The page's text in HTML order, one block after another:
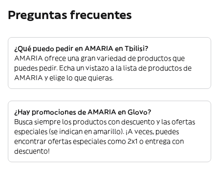
Preguntas frecuentes
¿Qué puedo pedir en AMARIA en Tbilisi?
AMARIA ofrece una gran variedad de productos que
puedes pedir. Echa un vistazo a la lista de productos de
AMARIA y elige lo que quieras.
¿Hay promociones de AMARIA en Glovo?
Busca siempre los productos con descuento y las ofertas
especiales (se indican en amarillo). ¡A veces, puedes
encontrar ofertas especiales como 2x1 o entrega con
descuento!